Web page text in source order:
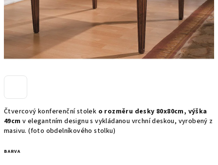
Čtvercový konferenční stolek o rozměru desky 80x80cm, výška
49cm v elegantním designu s vykládanou vrchní deskou, vyrobený z
masivu. (foto obdelníkového stolku)
BARVA